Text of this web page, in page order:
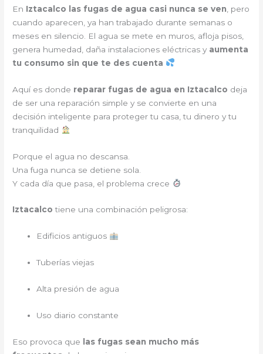
En Iztacalco las fugas de agua casi nunca se ven , pero
cuando aparecen, ya han trabajado durante semanas o
meses en silencio. El agua se mete en muros, afloja pisos,
genera humedad, daña instalaciones eléctricas y aumenta
tu consumo sin que te des cuenta
Aquí es donde reparar fugas de agua en Iztacalco deja
de ser una reparación simple y se convierte en una
decisión inteligente para proteger tu casa, tu dinero y tu
tranquilidad
Porque el agua no descansa.
Una fuga nunca se detiene sola.
Y cada día que pasa, el problema crece
Iztacalco tiene una combinación peligrosa:
Edificios antiguos
Tuberías viejas
Alta presión de agua
Uso diario constante
Eso provoca que
las fugas sean mucho más